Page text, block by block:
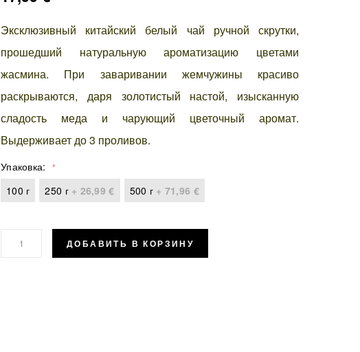
Эксклюзивный китайский белый чай ручной скрутки,
прошедший натуральную ароматизацию цветами
жасмина. При заваривании жемчужины красиво
раскрываются, даря золотистый настой, изысканную
сладость меда и чарующий цветочный аромат.
Выдерживает до 3 проливов.
Упаковка
100 г
250 г + 26,99 € 500 г + 71,96 €
ДОБАВИТЬ В КОРЗИНУ